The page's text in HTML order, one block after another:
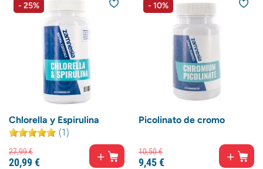
- 25%
Chlorella y Espirulina
(1)
27,99€
20,99€
- 10%
Picolinato de cromo
10,50€
9,45€